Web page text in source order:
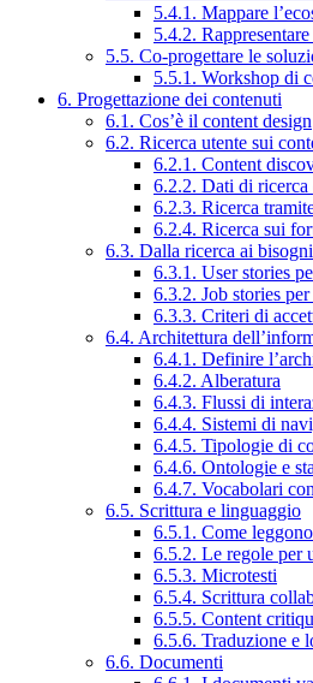
5.4.1. Mappare
5.4.2.
5.5. Co-progettare le
5.5.1. Workshop di
6. Progettazione dei contenuti
6.1. Cos’è il content design
6.2. Ricerca utente sui
6.2.1. Content
6.2.2. Dati di
6.2.3. Ricerca
6.2.4. Ricerca sui
6.3. Dalla ricerca ai
6.3.1. User stories
6.3.2. Job stories
6.3.3. Criteri di
6.4. Architettura
6.4.1. Definire
6.4.2. Alberatura
6.4.3. Flussi di
6.4.4. Sistemi di
6.4.5. Tipologie di
6.4.6. Ontologie e
6.4.7. Vocabolari
6.5. Scrittura e linguaggio
6.5.1. Come
6.5.2. Le regole per
6.5.3. Microtesti
6.5.4. Scrittura
6.5.5. Content
6.5.6. Traduzione e
6.6. Documenti